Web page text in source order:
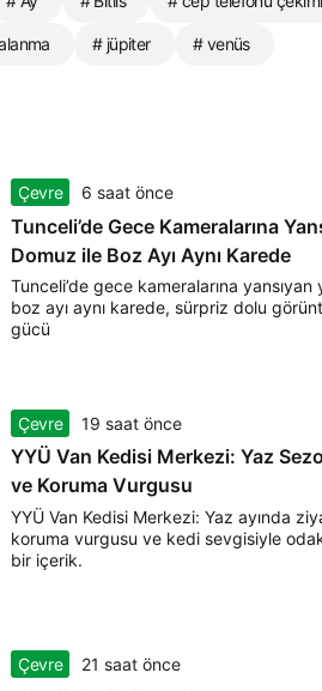
# jüpiter # venüs
Çevre 6 saat önce
Tunceli’de Gece Kameralarına
Domuz ile Boz Ayı Aynı Karede
Tunceli’de gece kameralarına
boz ayı aynı karede, sürpriz dolu
gücü
Çevre 19 saat önce
YYÜ Van Kedisi Merkezi: Yaz
ve Koruma Vurgusu
YYÜ Van Kedisi Merkezi: Yaz ayında
koruma vurgusu ve kedi sevgisiyle
bir içerik.
Çevre 21 saat önce